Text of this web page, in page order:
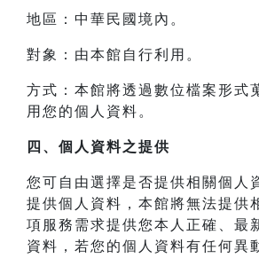
地區：中華民國境內。
對象：由本館自行利用。
方式：本館將透過數位檔案形式
用您的個人資料。
四、 個人資料之提供
您可自由選擇是否提供相關個人
提供個人資料，本館將無法提供
項服務需求提供您本人正確、最
資料，若您的個人資料有任何異